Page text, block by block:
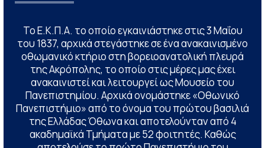
Το Ε.Κ.Π.Α. το οποίο εγκαινιάστηκε στις 3 Μαΐου
του 1837, αρχικά στεγάστηκε σε ένα ανακαινισμένο
οθωμανικό κτήριο στη βορειοανατολική πλευρά
της Ακρόπολης, το οποίο στις μέρες μας έχει
ανακαινιστεί και λειτουργεί ως Μουσείο του
Πανεπιστημίου. Αρχικά ονομάστηκε «Οθωνικό
Πανεπιστήμιο» από το όνομα του πρώτου βασιλιά
της Ελλάδας Όθωνα και αποτελούνταν από 4
ακαδημαϊκά Τμήματα με 52 φοιτητές. Καθώς